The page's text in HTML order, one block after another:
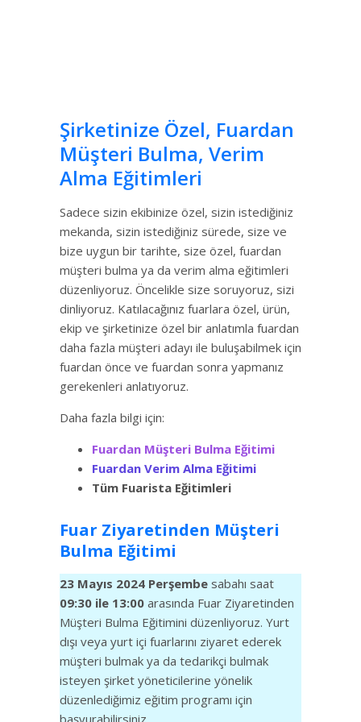
Şirketinize Özel, Fuardan
Müşteri Bulma, Verim
Alma Eğitimleri
Sadece sizin ekibinize özel, sizin istediğiniz
mekanda, sizin istediğiniz sürede, size ve
bize uygun bir tarihte, size özel, fuardan
müşteri bulma ya da verim alma eğitimleri
düzenliyoruz. Öncelikle size soruyoruz, sizi
dinliyoruz. Katılacağınız fuarlara özel, ürün,
ekip ve şirketinize özel bir anlatımla fuardan
daha fazla müşteri adayı ile buluşabilmek için
fuardan önce ve fuardan sonra yapmanız
gerekenleri anlatıyoruz.
Daha fazla bilgi için:
Fuardan Müşteri Bulma Eğitimi
Fuardan Verim Alma Eğitimi
Tüm Fuarista Eğitimleri
Fuar Ziyaretinden Müşteri
Bulma Eğitimi
23 Mayıs 2024 Perşembe sabahı saat
09:30 ile 13:00 arasında Fuar Ziyaretinden
Müşteri Bulma Eğitimini düzenliyoruz. Yurt
dışı veya yurt içi fuarlarını ziyaret ederek
müşteri bulmak ya da tedarikçi bulmak
isteyen şirket yöneticilerine yönelik
düzenlediğimiz eğitim programı için
başvurabilirsiniz